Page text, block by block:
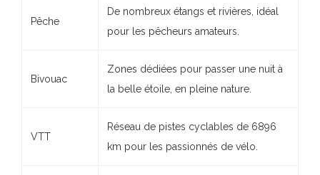
Pêche
De nombreux étangs et rivières, idéal
pour les pêcheurs amateurs.
Bivouac
Zones dédiées pour passer une nuit à
la belle étoile, en pleine nature.
VTT
Réseau de pistes cyclables de 6896
km pour les passionnés de vélo.